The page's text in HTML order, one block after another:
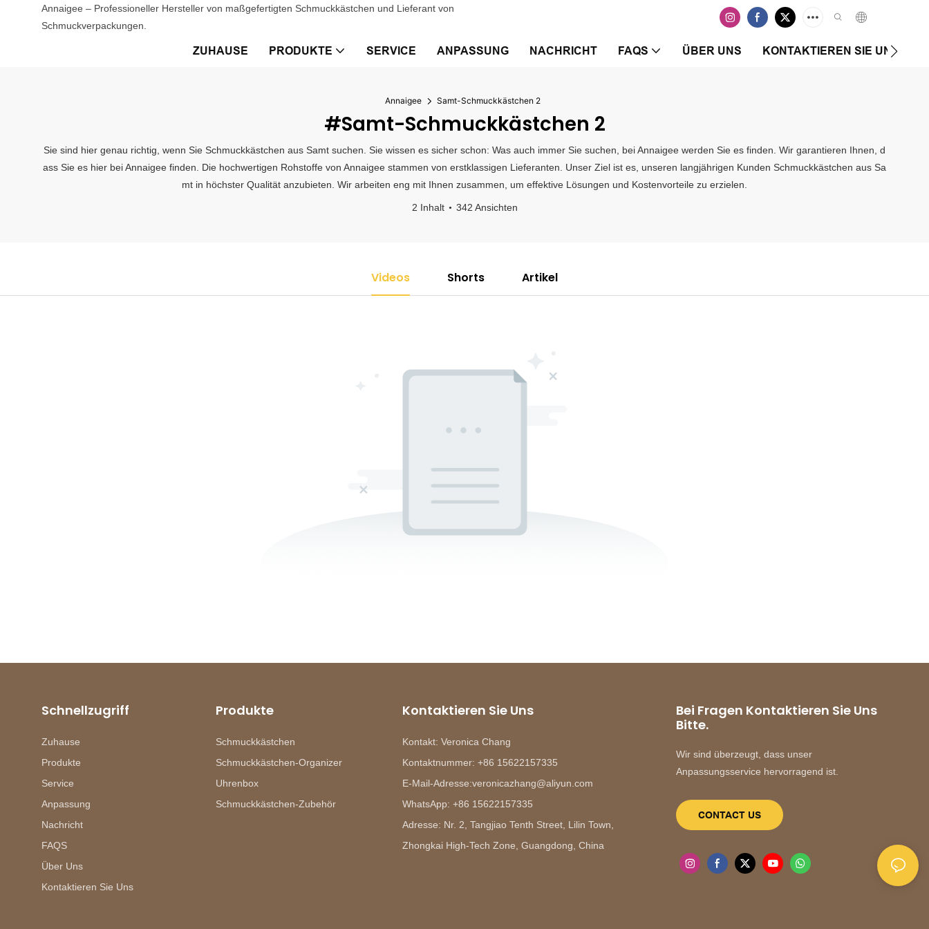
Annaigee – Professioneller Hersteller von maßgefertigten Schmuckkästchen und Lieferant von
Schmuckverpackungen.
ZUHAUSE PRODUKTE SERVICE ANPASSUNG NACHRICHT FAQS ÜBER UNS KONTAKTIEREN SIE UNS
Annaigee Samt-Schmuckkästchen 2
#Samt-Schmuckkästchen 2
Sie sind hier genau richtig, wenn Sie Schmuckkästchen aus Samt suchen. Sie wissen es sicher schon: Was auch immer Sie suchen, bei Annaigee werden Sie es finden. Wir garantieren Ihnen, d
ass Sie es hier bei Annaigee finden. Die hochwertigen Rohstoffe von Annaigee stammen von erstklassigen Lieferanten. Unser Ziel ist es, unseren langjährigen Kunden Schmuckkästchen aus Sa
mt in höchster Qualität anzubieten. Wir arbeiten eng mit Ihnen zusammen, um effektive Lösungen und Kostenvorteile zu erzielen.
2 Inhalt 342 Ansichten
Videos Shorts Artikel
Schnellzugriff
Zuhause
Produkte
Service
Anpassung
Nachricht
FAQS
Über Uns
Kontaktieren Sie Uns
Produkte
Schmuckkästchen
Schmuckkästchen-Organizer
Uhrenbox
Schmuckkästchen-Zubehör
Kontaktieren Sie Uns
Kontakt: Veronica Chang
Kontaktnummer: +86 15622157335
E-Mail-Adresse:veronicazhang@aliyun.com
WhatsApp: +86 15622157335
Adresse: Nr. 2, Tangjiao Tenth Street, Lilin Town,
Zhongkai High-Tech Zone, Guangdong, China
Bei Fragen Kontaktieren Sie Uns
Bitte.
Wir sind überzeugt, dass unser
Anpassungsservice hervorragend ist.
CONTACT US